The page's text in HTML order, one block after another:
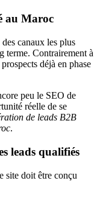
au Maroc
canaux les plus
terme. Contrairement à
déjà en phase
peu le SEO de
réelle de se
de leads B2B
.
leads qualifiés
site doit être conçu